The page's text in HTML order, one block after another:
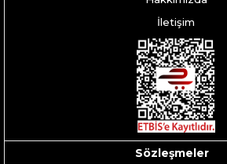
İletişim
Sözleşmeler